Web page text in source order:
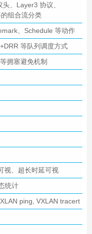
、Layer3 协议、
组合流分类
、Schedule 等动作
等队列调度方式
拥塞避免机制
视、超长时延可视
统计
ping, VXLAN tracert